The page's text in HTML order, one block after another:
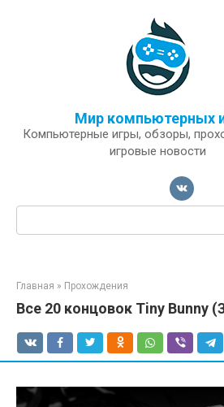
Мир компьютерных
Компьютерные игры, обзоры,
игровые новости
Поиск:
Главная » Прохождения
Все 20 концовок Tiny Bunny